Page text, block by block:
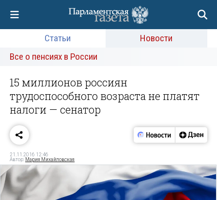
Статьи
Новости
Все о пенсиях в России
15 миллионов россиян
трудоспособного возраста не платят
налоги — сенатор
21.11.2016 12:46
Автор: Мария Михайловская